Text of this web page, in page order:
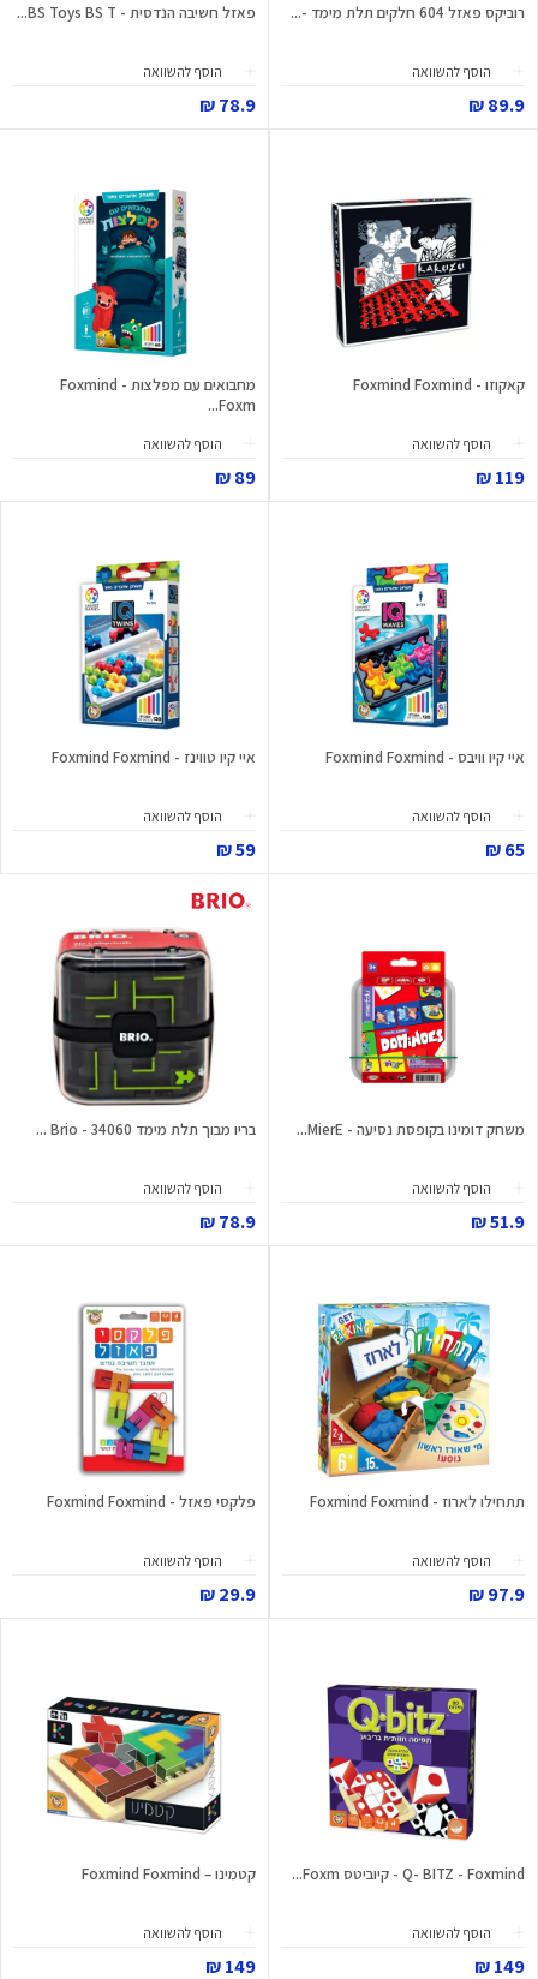
רוביקס פאזל 604 חלקים תלת מימד -...
הוסף להשוואה
89.9 ₪
פאזל חשיבה הנדסית - BS Toys BS T...
הוסף להשוואה
78.9 ₪
קאקוזו - Foxmind Foxmind
הוסף להשוואה
119 ₪
מחבואים עם מפלצות - Foxmind
Foxm...
הוסף להשוואה
89 ₪
איי קיו וויבס - Foxmind Foxmind
הוסף להשוואה
65 ₪
איי קיו טווינז - Foxmind Foxmind
הוסף להשוואה
59 ₪
משחק דומינו בקופסת נסיעה - MierE...
הוסף להשוואה
51.9 ₪
בריו מבוך תלת מימד 34060 - Brio ...
הוסף להשוואה
78.9 ₪
תתחילו לארוז - Foxmind Foxmind
הוסף להשוואה
97.9 ₪
פלקסי פאזל - Foxmind Foxmind
הוסף להשוואה
29.9 ₪
Q- BITZ - Foxmind - קיוביטס Foxm...
הוסף להשוואה
149 ₪
קטמינו – Foxmind Foxmind
הוסף להשוואה
149 ₪